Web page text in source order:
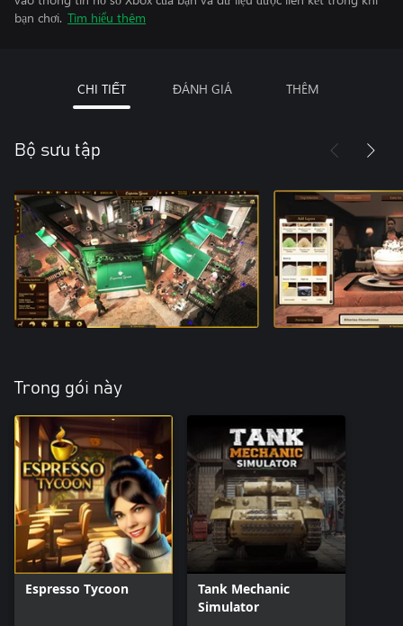
bạn chơi. Tìm hiểu thêm
CHI TIẾT ĐÁNH GIÁ THÊM
Bộ sưu tập
Trong gói này
Espresso Tycoon
Tank Mechanic
Simulator